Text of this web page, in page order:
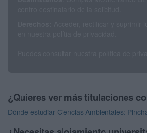
¿Quieres ver más titulaciones
Dónde estudiar Ciencias Ambientales: